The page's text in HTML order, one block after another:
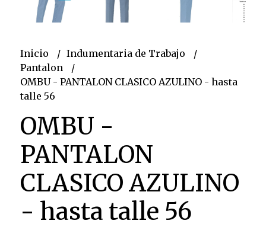
Inicio
Indumentaria de Trabajo
Pantalon
OMBU - PANTALON CLASICO AZULINO - hasta
talle 56
OMBU -
PANTALON
CLASICO AZULINO
- hasta talle 56